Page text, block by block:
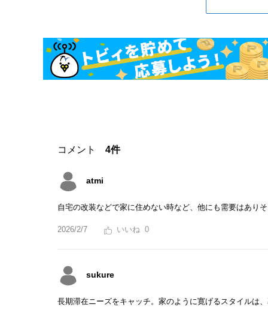
コメント 4件
atmi
自宅の改装などで家に住めない時など、他にも需要はありそ
2026/2/7 0
sukure
長期滞在ニーズをキャッチ。家のように寛げるスタイルは